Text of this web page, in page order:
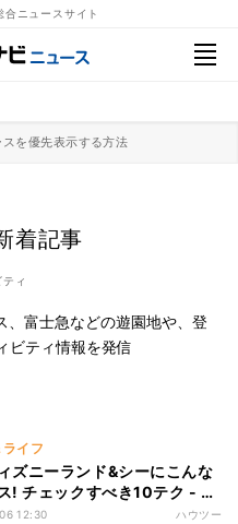
ニュースサイト
を優先表示する方法
着記事
ィ
、富士急などの遊園地や、登
ビティ情報を発信
イフ
ズニーランド&シーにこんな
! チェックすべき10テク - 後
12:30 ハウツー